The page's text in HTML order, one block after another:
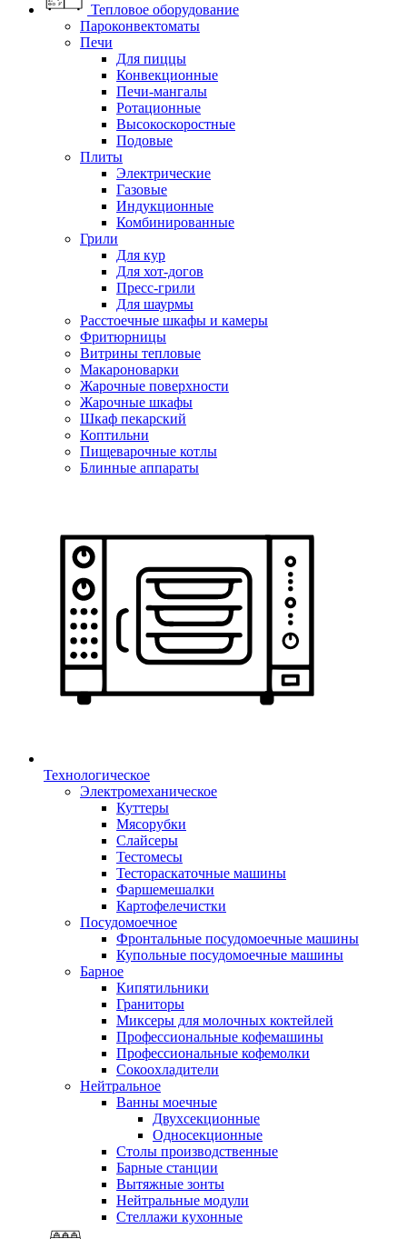
Тепловое оборудование
Пароконвектоматы
Печи
Для пиццы
Конвекционные
Печи-мангалы
Ротационные
Высокоскоростные
Подовые
Плиты
Электрические
Газовые
Индукционные
Комбинированные
Грили
Для кур
Для хот-догов
Пресс-грили
Для шаурмы
Расстоечные шкафы и камеры
Фритюрницы
Витрины тепловые
Макароноварки
Жарочные поверхности
Жарочные шкафы
Шкаф пекарский
Коптильни
Пищеварочные котлы
Блинные аппараты
Технологическое
Электромеханическое
Куттеры
Мясорубки
Слайсеры
Тестомесы
Тестораскаточные машины
Фаршемешалки
Картофелечистки
Посудомоечное
Фронтальные посудомоечные машины
Купольные посудомоечные машины
Барное
Кипятильники
Граниторы
Миксеры для молочных коктейлей
Профессиональные кофемашины
Профессиональные кофемолки
Сокоохладители
Нейтральное
Ванны моечные
Двухсекционные
Односекционные
Столы производственные
Барные станции
Вытяжные зонты
Нейтральные модули
Стеллажи кухонные